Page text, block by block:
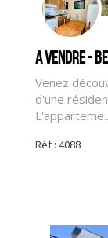
A vendre -
Venez
d'une
Rèf : 4088